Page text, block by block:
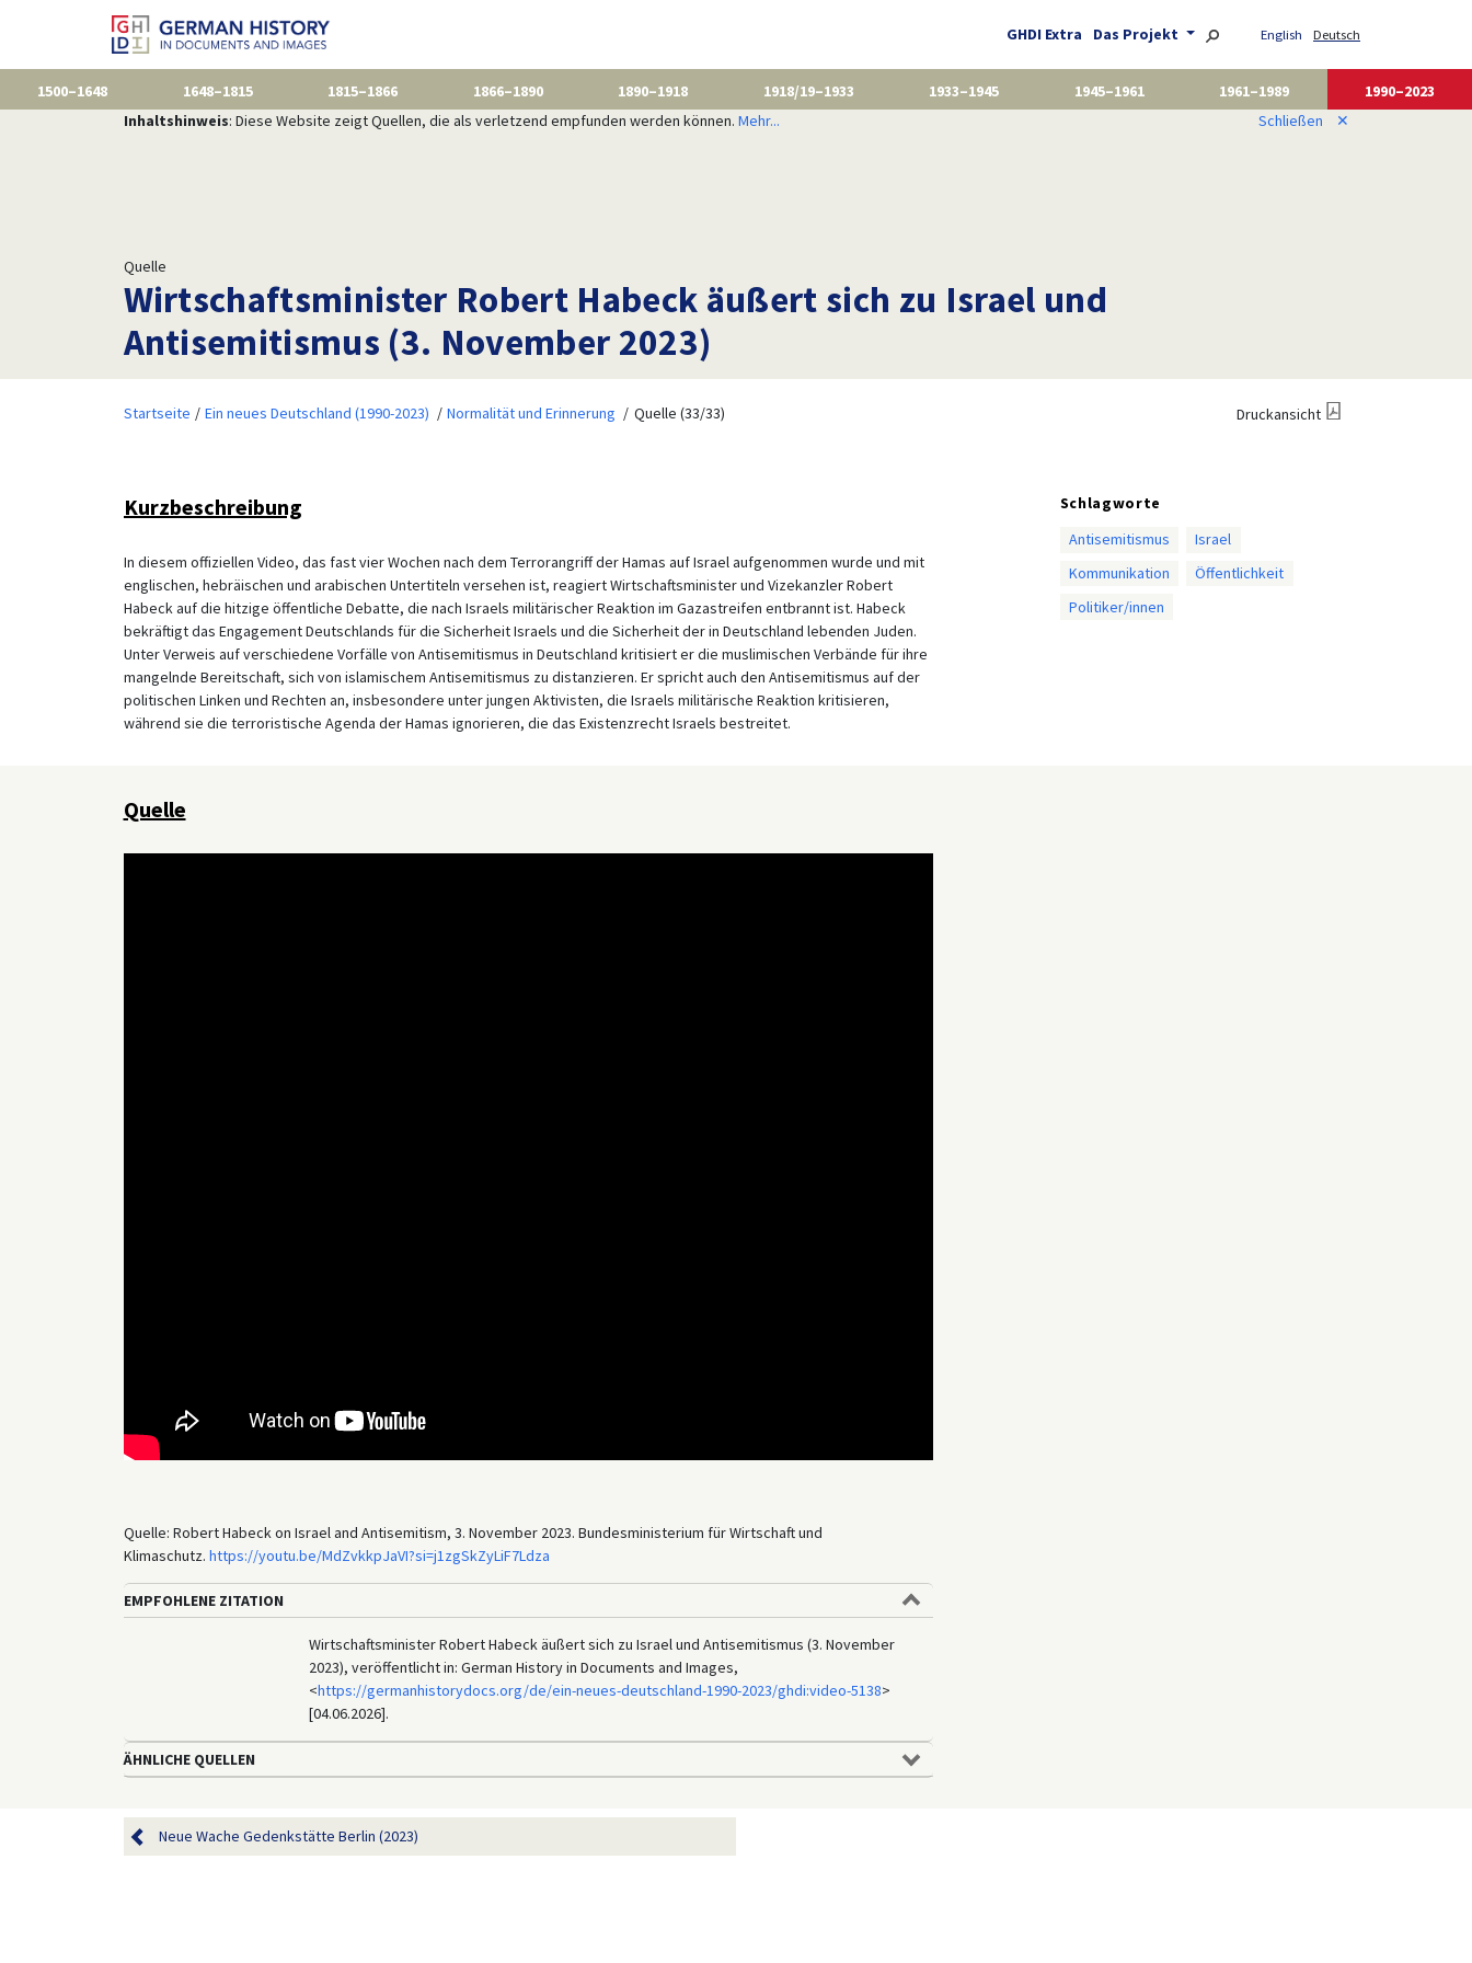
GHDI Extra Das Projekt English Deutsch
1500–1648 1648–1815 1815–1866 1866–1890 1890–1918 1918/19–1933 1933–1945 1945–1961 1961–1989
1990–2023
Inhaltshinweis: Diese Website zeigt Quellen, die als verletzend empfunden werden können. Mehr... Schließen ✕
Quelle
Wirtschaftsminister Robert Habeck äußert sich zu Israel und
Antisemitismus (3. November 2023)
Startseite Ein neues Deutschland (1990-2023) Normalität und Erinnerung Quelle (33/33) Druckansicht
Kurzbeschreibung
In diesem offiziellen Video, das fast vier Wochen nach dem Terrorangriff der Hamas auf Israel aufgenommen wurde und mit
englischen, hebräischen und arabischen Untertiteln versehen ist, reagiert Wirtschaftsminister und Vizekanzler Robert
Habeck auf die hitzige öffentliche Debatte, die nach Israels militärischer Reaktion im Gazastreifen entbrannt ist. Habeck
bekräftigt das Engagement Deutschlands für die Sicherheit Israels und die Sicherheit der in Deutschland lebenden Juden.
Unter Verweis auf verschiedene Vorfälle von Antisemitismus in Deutschland kritisiert er die muslimischen Verbände für ihre
mangelnde Bereitschaft, sich von islamischem Antisemitismus zu distanzieren. Er spricht auch den Antisemitismus auf der
politischen Linken und Rechten an, insbesondere unter jungen Aktivisten, die Israels militärische Reaktion kritisieren,
während sie die terroristische Agenda der Hamas ignorieren, die das Existenzrecht Israels bestreitet.
Schlagworte
Antisemitismus
Israel
Kommunikation
Öffentlichkeit
Politiker/innen
Quelle
Quelle: Robert Habeck on Israel and Antisemitism, 3. November 2023. Bundesministerium für Wirtschaft und
Klimaschutz. https://youtu.be/MdZvkkpJaVI?si=j1zgSkZyLiF7Ldza
EMPFOHLENE ZITATION
Wirtschaftsminister Robert Habeck äußert sich zu Israel und Antisemitismus (3. November
2023), veröffentlicht in: German History in Documents and Images,
<https://germanhistorydocs.org/de/ein-neues-deutschland-1990-2023/ghdi:video-5138>
[04.06.2026].
ÄHNLICHE QUELLEN
Neue Wache Gedenkstätte Berlin (2023)